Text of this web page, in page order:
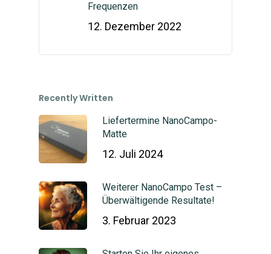
Frequenzen
12. Dezember 2022
Recently Written
Liefertermine NanoCampo-
Matte
12. Juli 2024
Weiterer NanoCampo Test –
Überwältigende Resultate!
3. Februar 2023